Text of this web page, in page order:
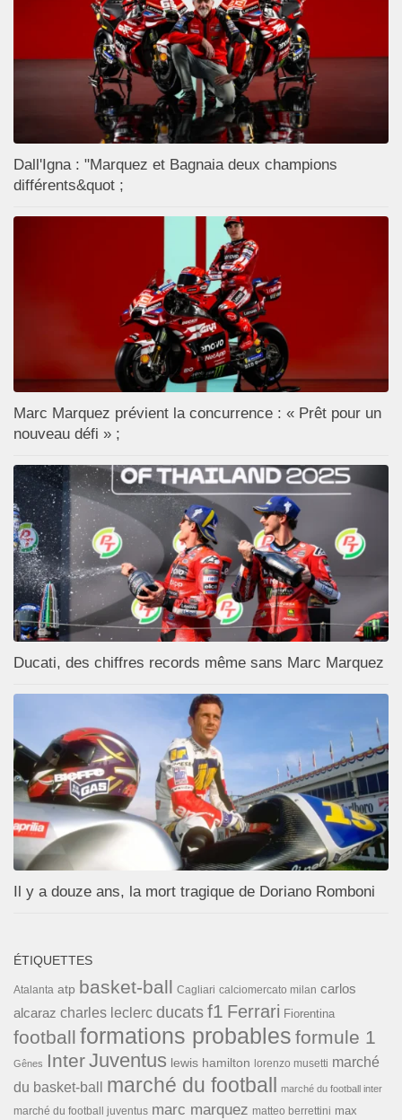
Dall'Igna : "Marquez et Bagnaia deux champions
différents&quot ;
Marc Marquez prévient la concurrence : « Prêt pour un
nouveau défi » ;
Ducati, des chiffres records même sans Marc Marquez
Il y a douze ans, la mort tragique de Doriano Romboni
ÉTIQUETTES
Atalanta atp basket-ball Cagliari calciomercato milan carlos
alcaraz charles leclerc ducats f1 Ferrari Fiorentina
football formations probables formule 1
Gênes InterJuventus lewis hamilton lorenzo musetti marché
du basket-ball
marché du football marché du football inter
marché du football juventus marc marquez matteo berrettini max